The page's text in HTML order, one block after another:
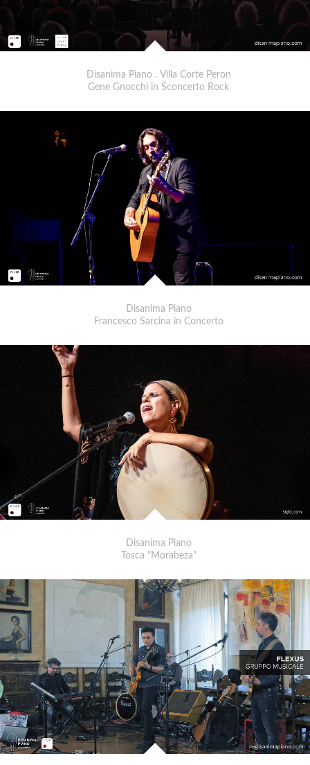
Disanima Piano . Villa Corte Peron
Gene Gnocchi in Sconcerto Rock
Disanima Piano
Francesco Sarcina in Concerto
Disanima Piano
Tosca "Morabeza"